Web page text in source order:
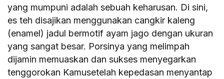
yang mumpuni adalah sebuah keharusan. Di sini,
es teh disajikan menggunakan cangkir kaleng
(enamel) jadul bermotif ayam jago dengan ukuran
yang sangat besar. Porsinya yang melimpah
dijamin memuaskan dan sukses menyegarkan
tenggorokan Kamusetelah kepedasan menyantap